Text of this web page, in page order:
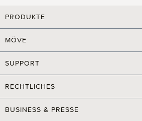
PRODUKTE
MÖVE
SUPPORT
RECHTLICHES
BUSINESS & PRESSE